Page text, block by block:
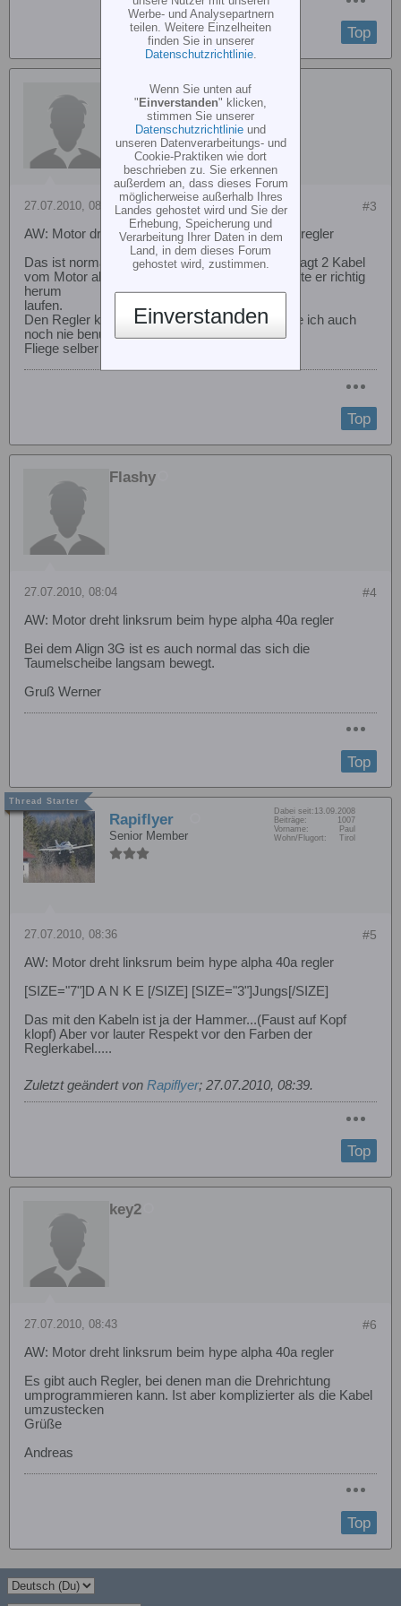
Top
seijoscha
#3
27.07.2010, 08:00
AW: Motor dreht linksrum beim hype alpha 40a regler
Das ist normal mit Zeitluppe und wie schon gesagt 2 Kabel
vom Motor abziehen und vertauschen dann sollte er richtig
herum
laufen.
Den Regler kenne ich nicht und das 3G FL habe ich auch
noch nie benutzt .
Fliege selber was anderes.
Top
Flashy
#4
27.07.2010, 08:04
AW: Motor dreht linksrum beim hype alpha 40a regler
Bei dem Align 3G ist es auch normal das sich die
Taumelscheibe langsam bewegt.
Gruß Werner
Top
Rapiflyer
Senior Member
Dabei seit: 13.09.2008
Beiträge:
1007
Vorname:
Paul
Wohn/Flugort:
Tirol
#5
27.07.2010, 08:36
AW: Motor dreht linksrum beim hype alpha 40a regler
[SIZE="7"]D A N K E [/SIZE] [SIZE="3"]Jungs[/SIZE]
Das mit den Kabeln ist ja der Hammer...(Faust auf Kopf
klopf) Aber vor lauter Respekt vor den Farben der
Reglerkabel.....
Zuletzt geändert von Rapiflyer; 27.07.2010, 08:39.
Top
key2
#6
27.07.2010, 08:43
AW: Motor dreht linksrum beim hype alpha 40a regler
Es gibt auch Regler, bei denen man die Drehrichtung
umprogrammieren kann. Ist aber komplizierter als die Kabel
umzustecken
Grüße
Andreas
Top
Werbe- und Analysepartnern
teilen. Weitere Einzelheiten
finden Sie in unserer
Datenschutzrichtlinie.
Wenn Sie unten auf
" Einverstanden" klicken,
stimmen Sie unserer
Datenschutzrichtlinie und
unseren Datenverarbeitungs- und
Cookie-Praktiken wie dort
beschrieben zu. Sie erkennen
außerdem an, dass dieses Forum
möglicherweise außerhalb Ihres
Landes gehostet wird und Sie der
Erhebung, Speicherung und
Verarbeitung Ihrer Daten in dem
Land, in dem dieses Forum
gehostet wird, zustimmen.
Einverstanden